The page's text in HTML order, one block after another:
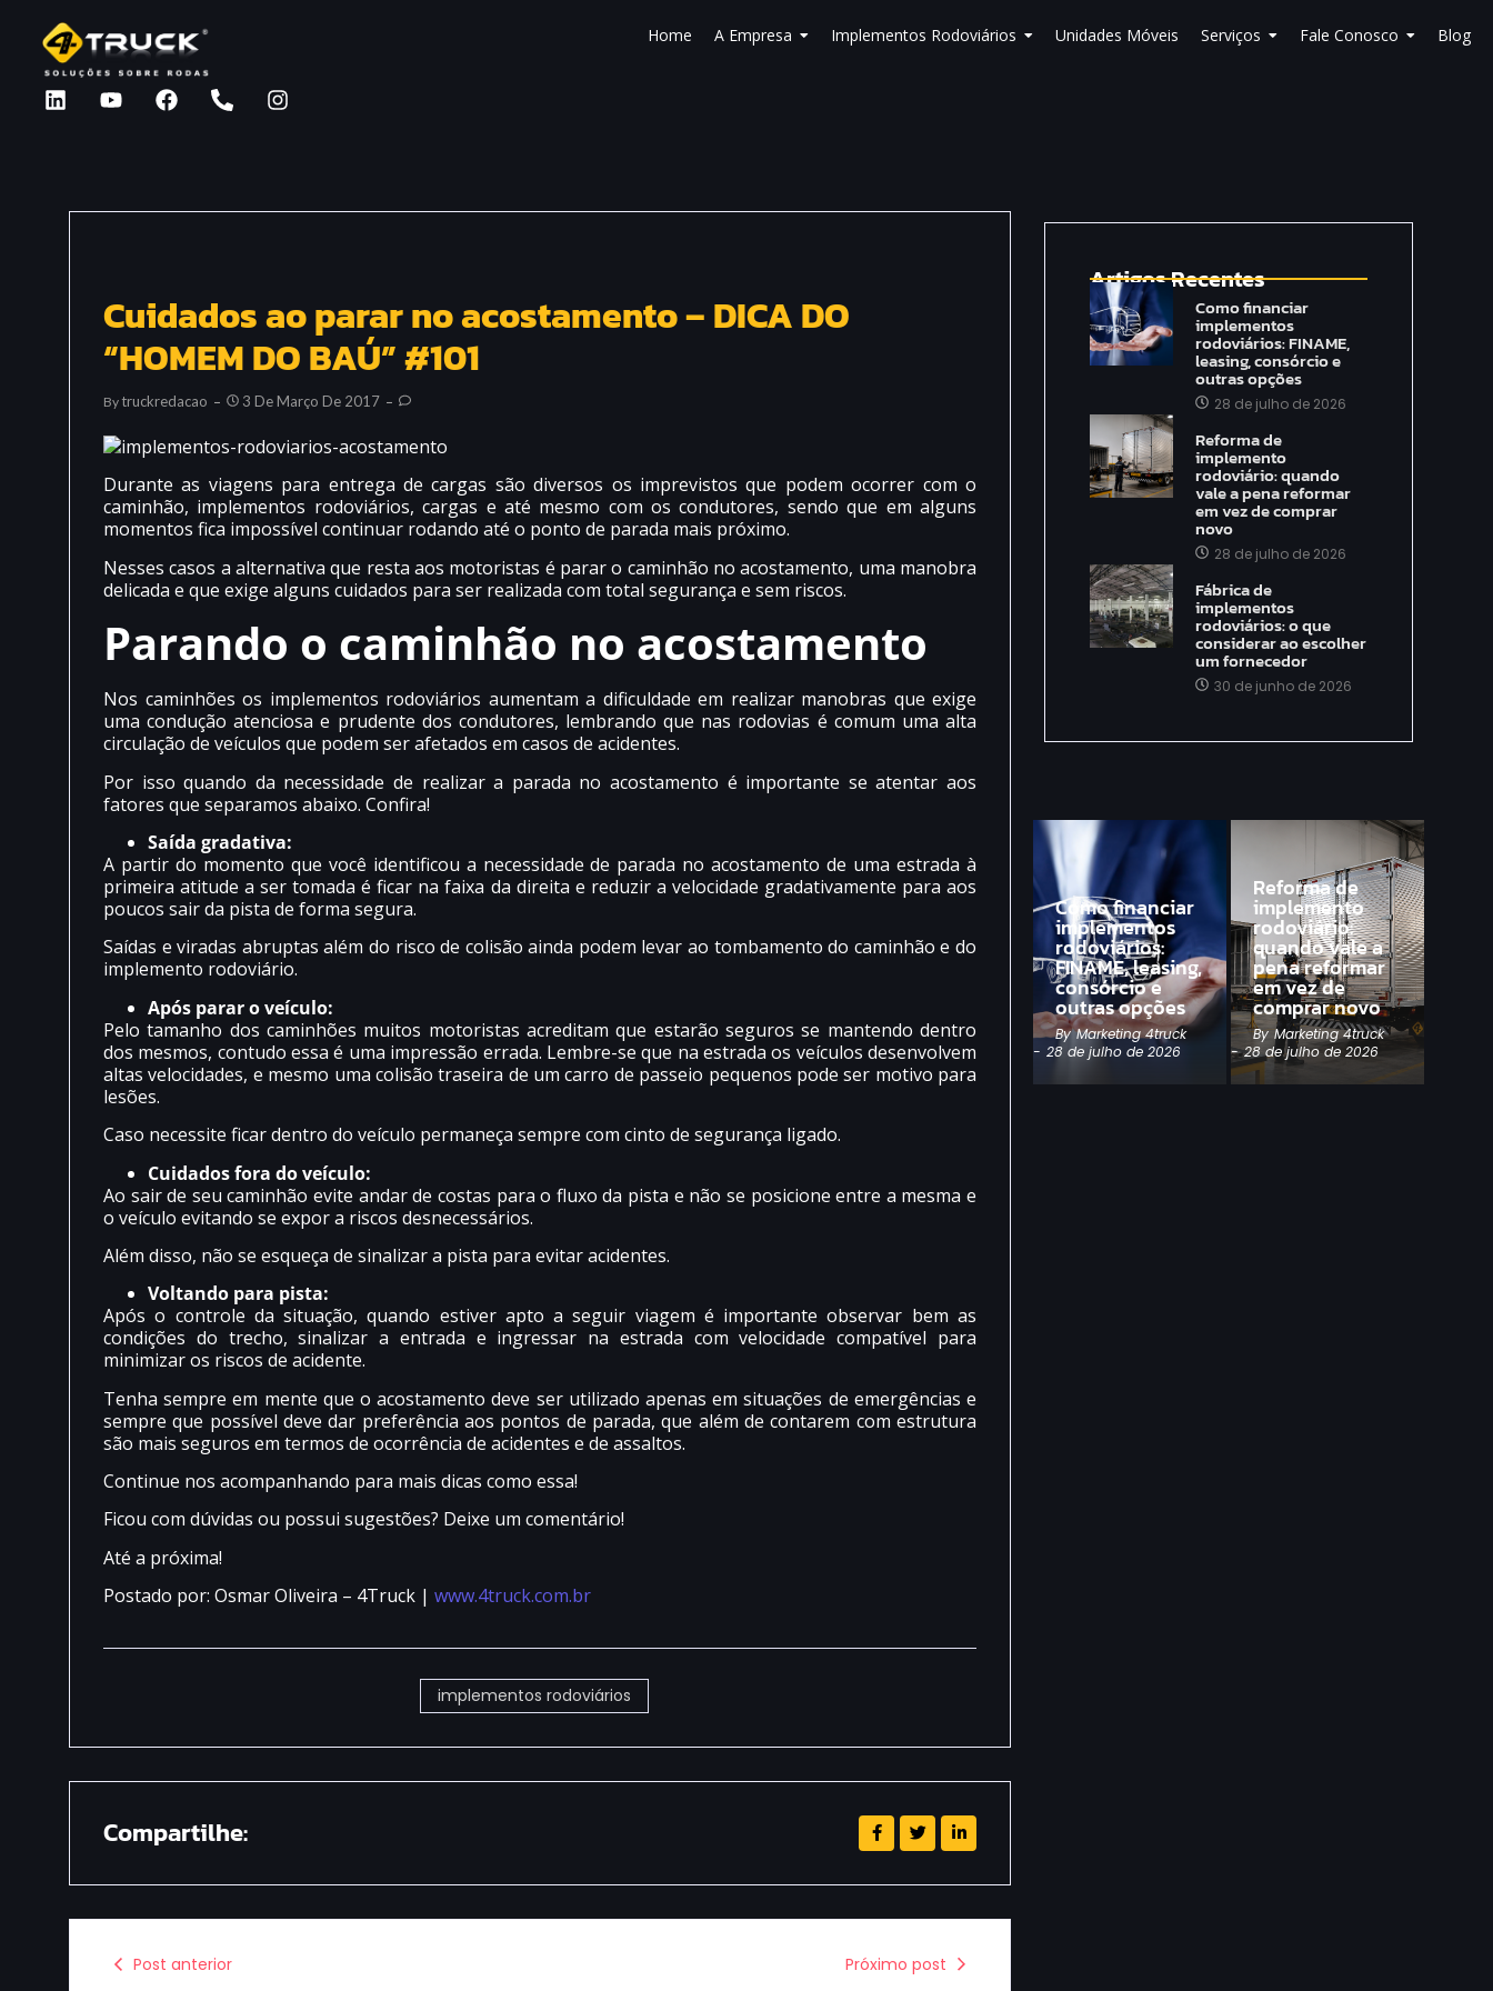
Home A Empresa Implementos Rodoviários Unidades Móveis Serviços Fale Conosco Blog
Cuidados ao parar no acostamento – DICA DO
“HOMEM DO BAÚ” #101
ByTruckredacao 3 De Março De 2017
Durante as viagens para entrega de cargas são diversos os imprevistos que podem ocorrer com o
caminhão, implementos rodoviários, cargas e até mesmo com os condutores, sendo que em alguns
momentos fica impossível continuar rodando até o ponto de parada mais próximo.
Nesses casos a alternativa que resta aos motoristas é parar o caminhão no acostamento, uma manobra
delicada e que exige alguns cuidados para ser realizada com total segurança e sem riscos.
Parando o caminhão no acostamento
Nos caminhões os implementos rodoviários aumentam a dificuldade em realizar manobras que exige
uma condução atenciosa e prudente dos condutores, lembrando que nas rodovias é comum uma alta
circulação de veículos que podem ser afetados em casos de acidentes.
Por isso quando da necessidade de realizar a parada no acostamento é importante se atentar aos
fatores que separamos abaixo. Confira!
Saída gradativa:
A partir do momento que você identificou a necessidade de parada no acostamento de uma estrada à
primeira atitude a ser tomada é ficar na faixa da direita e reduzir a velocidade gradativamente para aos
poucos sair da pista de forma segura.
Saídas e viradas abruptas além do risco de colisão ainda podem levar ao tombamento do caminhão e do
implemento rodoviário.
Após parar o veículo:
Pelo tamanho dos caminhões muitos motoristas acreditam que estarão seguros se mantendo dentro
dos mesmos, contudo essa é uma impressão errada. Lembre-se que na estrada os veículos desenvolvem
altas velocidades, e mesmo uma colisão traseira de um carro de passeio pequenos pode ser motivo para
lesões.
Caso necessite ficar dentro do veículo permaneça sempre com cinto de segurança ligado.
Cuidados fora do veículo:
Ao sair de seu caminhão evite andar de costas para o fluxo da pista e não se posicione entre a mesma e
o veículo evitando se expor a riscos desnecessários.
Além disso, não se esqueça de sinalizar a pista para evitar acidentes.
Voltando para pista:
Após o controle da situação, quando estiver apto a seguir viagem é importante observar bem as
condições do trecho, sinalizar a entrada e ingressar na estrada com velocidade compatível para
minimizar os riscos de acidente.
Tenha sempre em mente que o acostamento deve ser utilizado apenas em situações de emergências e
sempre que possível deve dar preferência aos pontos de parada, que além de contarem com estrutura
são mais seguros em termos de ocorrência de acidentes e de assaltos.
Continue nos acompanhando para mais dicas como essa!
Ficou com dúvidas ou possui sugestões? Deixe um comentário!
Até a próxima!
Postado por: Osmar Oliveira – 4Truck | www.4truck.com.br
implementos rodoviários
Compartilhe:
Post anterior Próximo post
Artigos Recentes
Como financiar
implementos
rodoviários: FINAME,
leasing, consórcio e
outras opções
28 de julho de 2026
Reforma de
implemento
rodoviário: quando
vale a pena reformar
em vez de comprar
novo
28 de julho de 2026
Fábrica de
implementos
rodoviários: o que
considerar ao escolher
um fornecedor
30 de junho de 2026
Como financiar
implementos
rodoviários:
FINAME, leasing,
consórcio e
outras opções
By Marketing 4truck
- 28 de julho de 2026
Reforma de
implemento
rodoviário:
quando vale a
pena reformar
em vez de
comprar novo
By Marketing 4truck
- 28 de julho de 2026